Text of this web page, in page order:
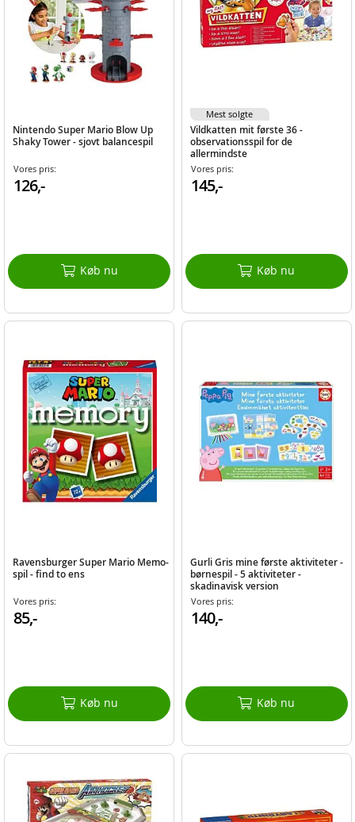
Nintendo Super Mario Blow Up
Shaky Tower - sjovt balancespil
Vores pris:
126,-
Køb nu
Vildkatten mit første 36 -
observationsspil for de
allermindste
Vores pris:
145,-
Køb nu
Mest solgte
Ravensburger Super Mario Memo-
spil - find to ens
Vores pris:
85,-
Køb nu
Gurli Gris mine første aktiviteter -
børnespil - 5 aktiviteter -
skadinavisk version
Vores pris:
140,-
Køb nu